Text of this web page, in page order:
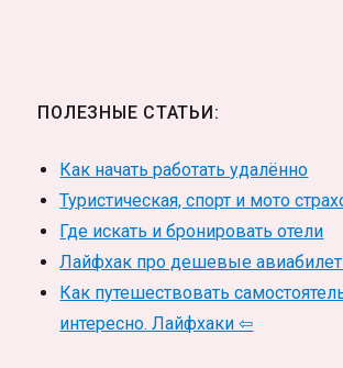
ПОЛЕЗНЫЕ СТАТЬИ:
Как начать работать удалённо
Туристическая, спорт и мото
Где искать и бронировать отели
Лайфхак про дешевые
Как путешествовать
интересно. Лайфхаки ⇦